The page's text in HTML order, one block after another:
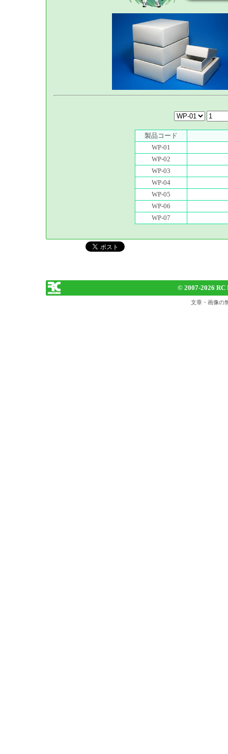
製品コード
WP-01
WP-02
WP-03
WP-04
WP-05
WP-06
WP-07
© 2007-2026 RC
文章・画像の